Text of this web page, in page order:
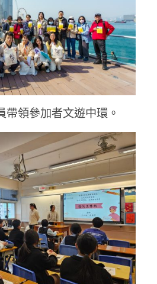
帶領參加者文遊中環。